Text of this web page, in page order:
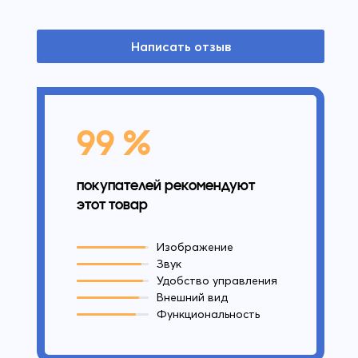
Написать отзыв
99 %
покупателей рекомендуют
этот товар
Изображение
Звук
Удобство управления
Внешний вид
Функциональность